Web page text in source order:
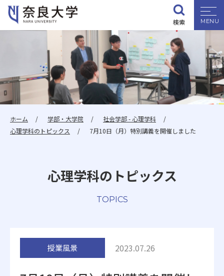
検索
学部・大学院
就職・資格
附属施設
ホーム 学部・大学院
社会学部 - 心理学科
心理学科のトピックス
7月10日（月）特別講義を開催しました
心理学科のトピックス
TOPICS
授業風景 2023.07.26